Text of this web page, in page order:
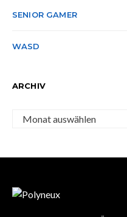
SENIOR GAMER
WASD
ARCHIV
Archiv